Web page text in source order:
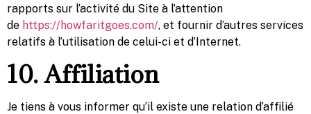
rapports sur l’activité du Site à l’attention
de https://howfaritgoes.com/, et fournir d’autres services
relatifs à l’utilisation de celui-ci et d’Internet.
10. Affiliation
Je tiens à vous informer qu’il existe une relation d’affilié